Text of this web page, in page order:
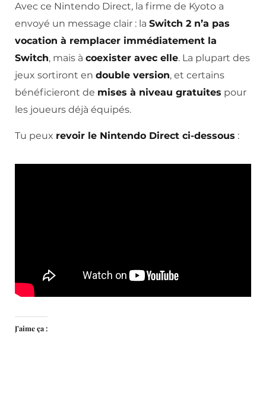
Avec ce Nintendo Direct, la firme de Kyoto a
envoyé un message clair : la Switch 2 n’a pas
vocation à remplacer immédiatement la
Switch, mais à coexister avec elle. La plupart des
jeux sortiront en double version, et certains
bénéficieront de mises à niveau gratuites pour
les joueurs déjà équipés.
Tu peux revoir le Nintendo Direct ci-dessous :
J’aime ça :